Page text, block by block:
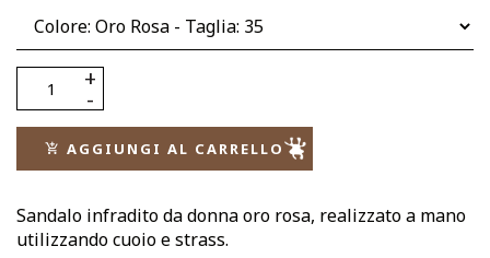
AGGIUNGI AL CARRELLO
Sandalo infradito da donna oro rosa, realizzato a mano
utilizzando cuoio e strass.